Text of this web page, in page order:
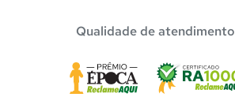
Qualidade de atendimento